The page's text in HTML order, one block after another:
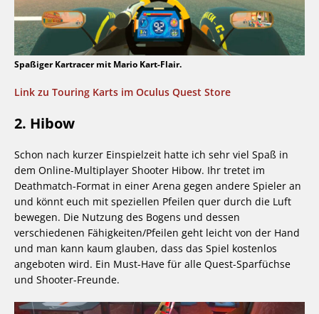
Spaßiger Kartracer mit Mario Kart-Flair.
Link zu Touring Karts im Oculus Quest Store
2. Hibow
Schon nach kurzer Einspielzeit hatte ich sehr viel Spaß in
dem Online-Multiplayer Shooter Hibow. Ihr tretet im
Deathmatch-Format in einer Arena gegen andere Spieler an
und könnt euch mit speziellen Pfeilen quer durch die Luft
bewegen. Die Nutzung des Bogens und dessen
verschiedenen Fähigkeiten/Pfeilen geht leicht von der Hand
und man kann kaum glauben, dass das Spiel kostenlos
angeboten wird. Ein Must-Have für alle Quest-Sparfüchse
und Shooter-Freunde.